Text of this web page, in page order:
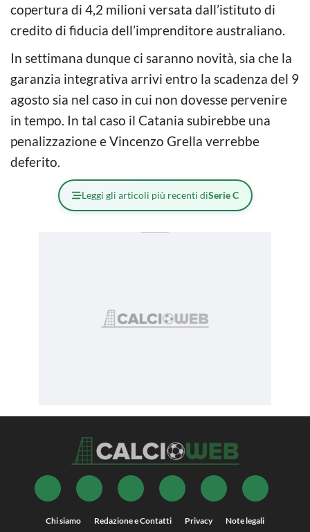
copertura di 4,2 milioni versata dall’istituto di
credito di fiducia dell’imprenditore australiano.
In settimana dunque ci saranno novità, sia che la
garanzia integrativa arrivi entro la scadenza del 9
agosto sia nel caso in cui non dovesse pervenire
in tempo. In tal caso il Catania subirebbe una
penalizzazione e Vincenzo Grella verrebbe
deferito.
Leggi gli articoli più recenti diSerie C
Chi siamo Redazione e Contatti Privacy Note legali